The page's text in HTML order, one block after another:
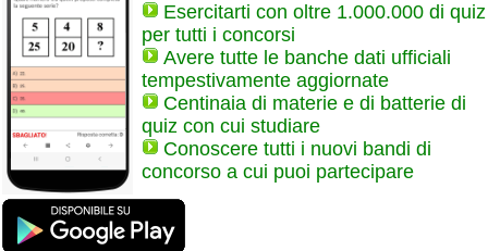
Esercitarti con oltre 1.000.000 di quiz
per tutti i concorsi
Avere tutte le banche dati ufficiali
tempestivamente aggiornate
Centinaia di materie e di batterie di
quiz con cui studiare
Conoscere tutti i nuovi bandi di
concorso a cui puoi partecipare